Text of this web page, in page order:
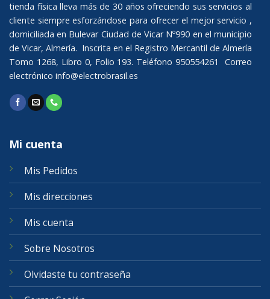
tienda física lleva más de 30 años ofreciendo sus servicios al
cliente siempre esforzándose para ofrecer el mejor servicio ,
domiciliada en Bulevar Ciudad de Vicar Nº990 en el municipio
de Vicar, Almería. Inscrita en el Registro Mercantil de Almería
Tomo 1268, Libro 0, Folio 193. Teléfono 950554261 Correo
electrónico info@electrobrasil.es
Mi cuenta
Mis Pedidos
Mis direcciones
Mis cuenta
Sobre Nosotros
Olvidaste tu contraseña